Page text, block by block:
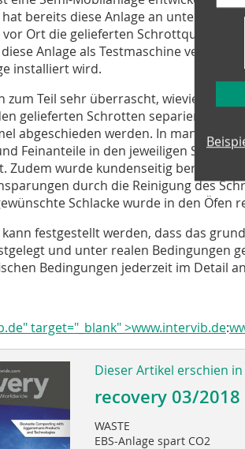
hat bereits diese Anlage an
vor Ort die gelieferten
Anlage als Testmaschine
installiert wird.
zum Teil sehr überrascht, wieviel
gelieferten Schrotten separiert und
abgeschieden werden. In manchen
Feinanteile in den jeweiligen
Zudem wurde kundenseitig berichtet,
durch die Reinigung des
Schlacke wurde in den Öfen
festgestellt werden, dass das
und unter realen Bedingungen
Bedingungen jederzeit im Detail
target="_blank" >www.intervib.de:
Dieser Artikel erschien in
recovery 03/2018
WASTE
EBS-Anlage spart CO2